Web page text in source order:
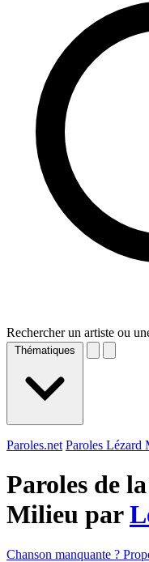
Rechercher un artiste ou
Thématiques
Paroles.net Paroles Lézard
Paroles de
Milieu par
Chanson manquante ?